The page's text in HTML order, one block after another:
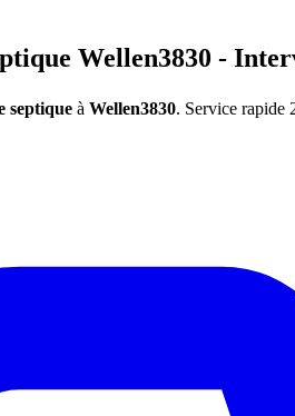
Wellen3830 -
septique à Wellen3830. Service rapide